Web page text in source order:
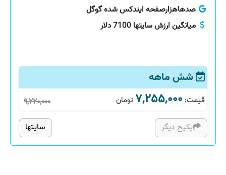
صدهاهزارصفحه ایندکس شده گوگل
میانگین ارزش سایتها 7100 دلار
شش ماهه
قیمت: ۷,۲۵۵,۰۰۰ تومان ۹,۲۲۰,۰۰۰
سایتها پکیج دیگر